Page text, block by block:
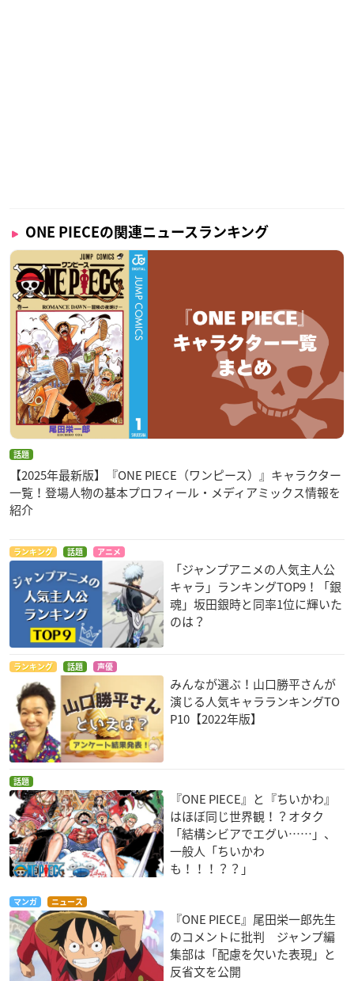
ONE PIECEの関連ニュースランキング
話題
【2025年最新版】『ONE PIECE（ワンピース）』キャラクター
一覧！登場人物の基本プロフィール・メディアミックス情報を
紹介
ランキング 話題 アニメ
「ジャンプアニメの人気主人公
キャラ」ランキングTOP9！「銀
魂」坂田銀時と同率1位に輝いた
のは？
ランキング 話題 声優
みんなが選ぶ！山口勝平さんが
演じる人気キャラランキングTO
P10【2022年版】
話題
『ONE PIECE』と『ちいかわ』
はほぼ同じ世界観！？オタク
「結構シビアでエグい……」、
一般人「ちいかわ
も！！！？？」
マンガ ニュース
『ONE PIECE』尾田栄一郎先生
のコメントに批判 ジャンプ編
集部は「配慮を欠いた表現」と
反省文を公開